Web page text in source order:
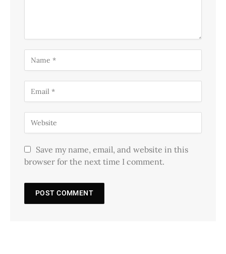
Save my name, email, and website in this
browser for the next time I comment.